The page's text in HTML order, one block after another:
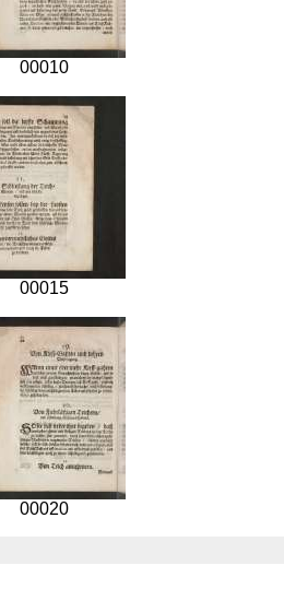
00010
00015
00020